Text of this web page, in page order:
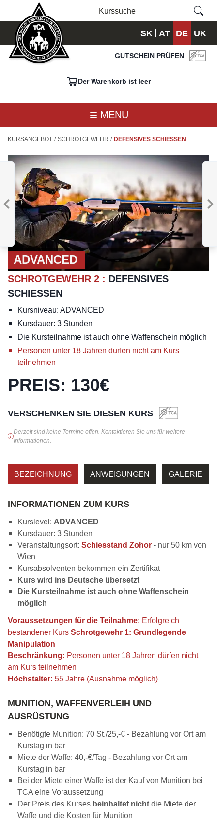
SK AT DE UK
GUTSCHEIN PRÜFEN
Der Warenkorb ist leer
MENU
KURSANGEBOT / SCHROTGEWEHR / DEFENSIVES SCHIESSEN
BASIC
SCHROTGEWEHR 1:
GRUNDLEGENDE
MANIPULATION
ADVANCED
SCHROTGEWEHR 2 : DEFENSIVES
SCHIESSEN
Kursniveau: ADVANCED
Kursdauer: 3 Stunden
Die Kursteilnahme ist auch ohne Waffenschein möglich
Personen unter 18 Jahren dürfen nicht am Kurs
teilnehmen
PREIS: 130€
VERSCHENKEN SIE DIESEN KURS
Derzeit sind keine Termine offen. Kontaktieren Sie uns für weitere
Informationen.
BEZEICHNUNG ANWEISUNGEN GALERIE
INFORMATIONEN ZUM KURS
Kurslevel: ADVANCED
Kursdauer: 3 Stunden
Veranstaltungsort: Schiesstand Zohor - nur 50 km von
Wien
Kursabsolventen bekommen ein Zertifikat
Kurs wird ins Deutsche übersetzt
Die Kursteilnahme ist auch ohne Waffenschein
möglich
Voraussetzungen für die Teilnahme: Erfolgreich
bestandener Kurs Schrotgewehr 1: Grundlegende
Manipulation
Beschränkung: Personen unter 18 Jahren dürfen nicht
am Kurs teilnehmen
Höchstalter: 55 Jahre (Ausnahme möglich)
MUNITION, WAFFENVERLEIH UND
AUSRÜSTUNG
Benötigte Munition: 70 St./25,-€ - Bezahlung vor Ort am
Kurstag in bar
Miete der Waffe: 40,-€/Tag - Bezahlung vor Ort am
Kurstag in bar
Bei der Miete einer Waffe ist der Kauf von Munition bei
TCA eine Voraussetzung
Der Preis des Kurses beinhaltet nicht die Miete der
Waffe und die Kosten für Munition